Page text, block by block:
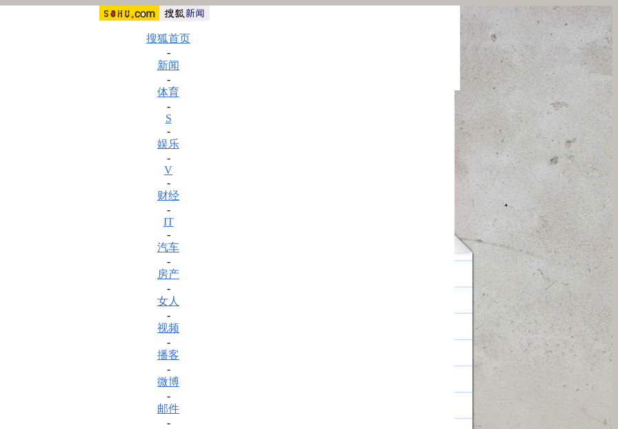
搜狐首页
-
新闻
-
体育
-
S
-
娱乐
-
V
-
财经
-
IT
-
汽车
-
房产
-
女人
-
视频
-
播客
-
微博
-
邮件
-